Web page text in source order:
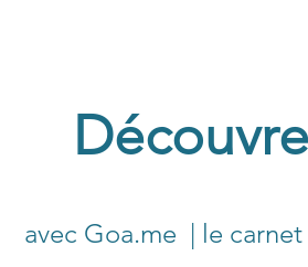
avec Goa.me | le